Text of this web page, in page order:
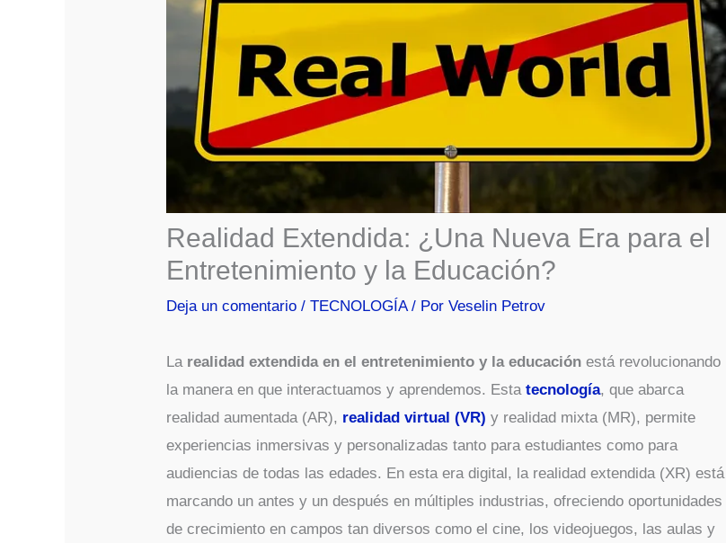
Realidad Extendida: ¿Una Nueva Era para el
Entretenimiento y la Educación?
Deja un comentario /TECNOLOGÍA/ PorVeselin Petrov
La realidad extendida en el entretenimiento y la educación está revolucionando
la manera en que interactuamos y aprendemos. Estatecnología, que abarca
realidad aumentada (AR), realidad virtual (VR) y realidad mixta (MR), permite
experiencias inmersivas y personalizadas tanto para estudiantes como para
audiencias de todas las edades. En esta era digital, la realidad extendida (XR) está
marcando un antes y un después en múltiples industrias, ofreciendo oportunidades
de crecimiento en campos tan diversos como el cine, los videojuegos, las aulas y